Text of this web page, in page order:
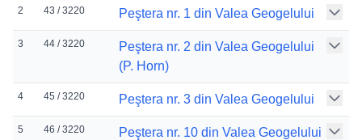
2 43 / 3220 Peştera nr. 1 din Valea Geogelului
3 44 / 3220
Peştera nr. 2 din Valea Geogelului
(P. Horn)
4 45 / 3220 Peştera nr. 3 din Valea Geogelului
5 46 / 3220 Peştera nr. 10 din Valea Geogelului